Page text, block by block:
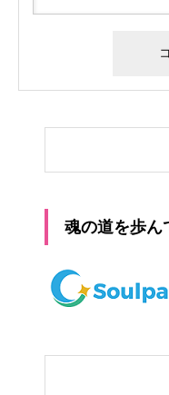
魂の道を歩ん